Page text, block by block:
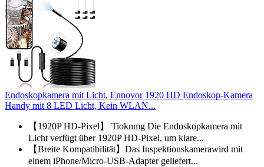
Endoskopkamera mit Licht, Ennovor 1920 HD Endoskop-Kamera
Handy mit 8 LED Licht, Kein WLAN...
【1920P HD-Pixel】 Tioknmg Die Endoskopkamera mit
Licht verfügt über 1920P HD-Pixel, um klare...
【Breite Kompatibilität】Das Inspektionskamerawird mit
einem iPhone/Micro-USB-Adapter geliefert...